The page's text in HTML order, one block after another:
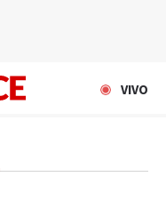
VIVO